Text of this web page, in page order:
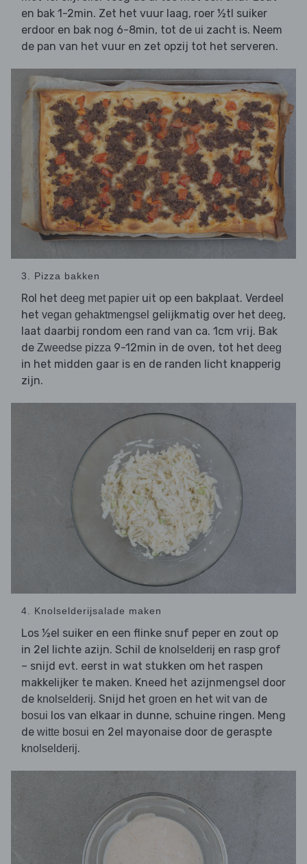
en bak 1-2min. Zet het vuur laag, roer ½tl suiker
erdoor en bak nog 6-8min, tot de ui zacht is. Neem
de pan van het vuur en zet opzij tot het serveren.
3. Pizza bakken
Rol het deeg met papier uit op een bakplaat. Verdeel
het vegan gehaktmengsel gelijkmatig over het deeg,
laat daarbij rondom een rand van ca. 1cm vrij. Bak
de Zweedse pizza 9-12min in de oven, tot het deeg
in het midden gaar is en de randen licht knapperig
zijn.
4. Knolselderijsalade maken
Los ½el suiker en een flinke snuf peper en zout op
in 2el lichte azijn. Schil de knolselderij en rasp grof
– snijd evt. eerst in wat stukken om het raspen
makkelijker te maken. Kneed het azijnmengsel door
de knolselderij. Snijd het groen en het wit van de
bosui los van elkaar in dunne, schuine ringen. Meng
de witte bosui en 2el mayonaise door de geraspte
knolselderij.